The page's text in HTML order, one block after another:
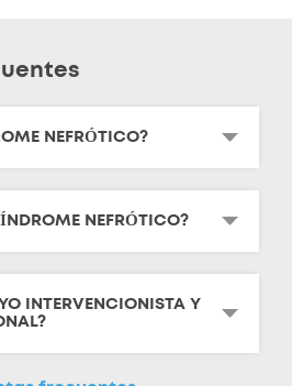
NEFRÓTICO?
NEFRÓTICO?
INTERVENCIONISTA Y